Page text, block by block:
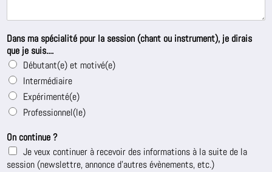
Dans ma spécialité pour la session (chant ou instrument), je dirais
que je suis....
Débutant(e) et motivé(e)
Intermédiaire
Expérimenté(e)
Professionnel(le)
On continue ?
Je veux continuer à recevoir des informations à la suite de la
session (newslettre, annonce d'autres évènements, etc.)